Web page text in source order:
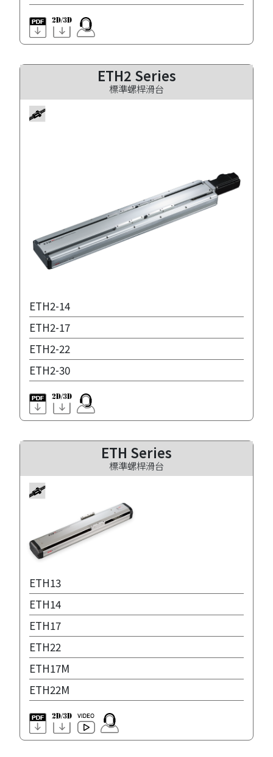
ETH2 Series
標準螺桿滑台
ETH2-14
ETH2-17
ETH2-22
ETH2-30
ETH Series
標準螺桿滑台
ETH13
ETH14
ETH17
ETH22
ETH17M
ETH22M